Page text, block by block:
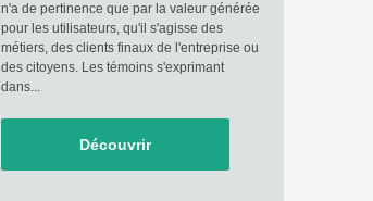
n'a de pertinence que par la valeur générée
pour les utilisateurs, qu'il s'agisse des
métiers, des clients finaux de l'entreprise ou
des citoyens. Les témoins s'exprimant
dans...
Découvrir